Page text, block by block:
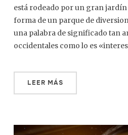
está rodeado por un gran
forma de un parque de
una palabra de significado tan
occidentales como lo es
LEER MÁS